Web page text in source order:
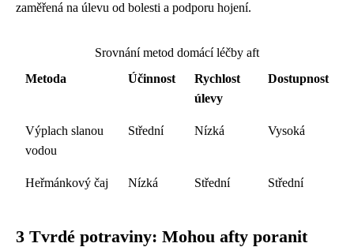
zaměřená na úlevu od bolesti a podporu hojení.
Srovnání metod domácí léčby aft
Metoda
Účinnost
Rychlost
úlevy
Dostupnost
Výplach slanou
vodou
Střední Nízká Vysoká
Heřmánkový čaj Nízká Střední Střední
3 Tvrdé potraviny: Mohou afty poranit